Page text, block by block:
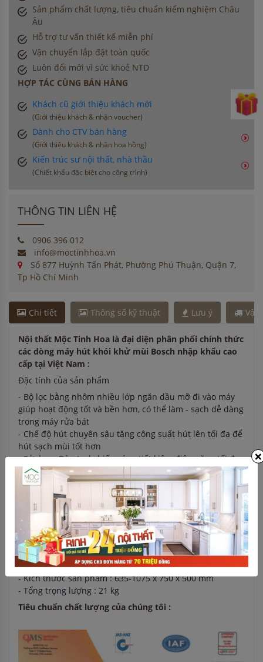
Sản phẩm chất lượng, tiêu chuẩn kiểm nghiệm Châu
Âu
Hỗ trợ tư vấn thiết kế miễn phí
Vận chuyển lắp đặt toàn quốc
Luôn đổi mới vì sức khoẻ NTD
HỢP TÁC CÙNG BÁN HÀNG
Khách cũ giới thiệu khách mới
(Giới thiệu khách & nhận voucher)
Dành cho CTV bán hàng
(Giới thiệu khách & nhận hoa hồng)
Kiến trúc sư nội thất, nhà thầu
(Chiết khấu đặc biệt cho công trình)
THÔNG TIN LIÊN HỆ
0906 396 012
info@moctinhhoa.vn
Số 877 Huỳnh Tấn Phát, Phường Phú Thuận, Quận 7,
Tp Hồ Chí Minh
Chi tiết Thông số kỹ thuật Lưu ý Vận
Nội thất Mộc Tinh Hoa là đại diện phân phối chính thức
các dòng máy hút khói khử mùi Bosch nhập khẩu cao
cấp tại Việt Nam :
Đặc tính của sản phẩm
- Bộ lọc bằng nhôm nhiều lớp ngăn dầu mỡ đi vào máy
giúp hoạt động tốt và bền hơn, có thể làm - sạch dễ dàng
trong máy rửa bát
- Chế độ hút chuyên sâu tăng công suất hút lên tối đa để
hút sạch mùi tốt hơn
- Sử dụng Đèn Led chiếu sáng tiết kiệm điện năng tối đa
năng lượng hiệu quả cao.
Thông số kỹ thuật của sản phẩm
- Công suất hút : 590 m3/h
- Tổng công suất động cơ : 220 W
- Số động cơ : 1 tuabin
- Số lượng đèn : 2
- Tổng công suất của đèn : 6W
- Độ ồn : 70 dB
- Kích thước sản phẩm : 635-1075 x 750 x 500 mm
- Tổng trọng lượng : 21 kg
Tiêu chuẩn chất lượng của chúng tôi :
×